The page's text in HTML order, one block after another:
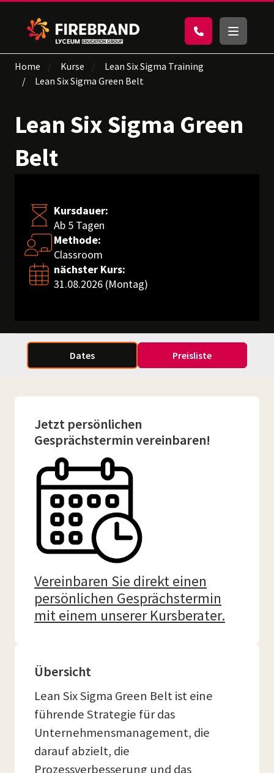
Home Kurse
Lean Six Sigma Training
Lean Six Sigma Green Belt
Lean Six Sigma Green
Belt
Kursdauer:
Ab 5 Tagen
Methode:
Classroom
nächster Kurs:
31.08.2026 (Montag)
Dates Preisliste
Jetzt persönlichen
Gesprächstermin vereinbaren!
Vereinbaren Sie direkt einen
persönlichen Gesprächstermin
mit einem unserer Kursberater.
Übersicht
Lean Six Sigma Green Belt ist eine
führende Strategie für das
Unternehmensmanagement, die
darauf abzielt, die
Prozessverbesserung und das